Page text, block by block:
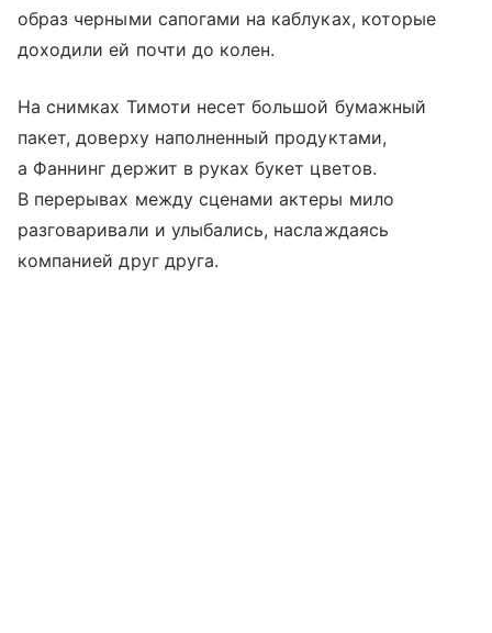
образ черными сапогами на каблуках, которые
доходили ей почти до колен.
На снимках Тимоти несет большой бумажный
пакет, доверху наполненный продуктами,
а Фаннинг держит в руках букет цветов.
В перерывах между сценами актеры мило
разговаривали и улыбались, наслаждаясь
компанией друг друга.